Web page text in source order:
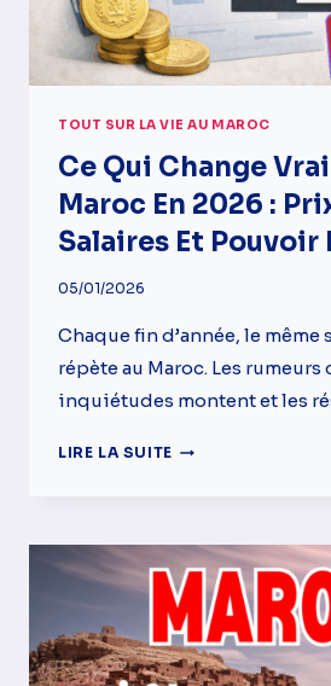
TOUT SUR LA VIE AU MAROC
Ce Qui Change
Maroc En 2026 :
Salaires Et Pouvoir
05/01/2026
Chaque fin d’année, le même
répète au Maroc. Les
inquiétudes montent et les
LIRE LA SUITE CE
AU
MAROC
EN
2026
:
PRIX,